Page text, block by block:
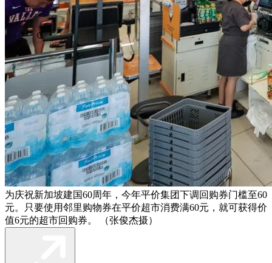
为庆祝新加坡建国60周年，今年平价集团下调回购券门槛至60
元。只要使用邻里购物券在平价超市消费满60元，就可获得价
值6元的超市回购券。 （张俊杰摄）